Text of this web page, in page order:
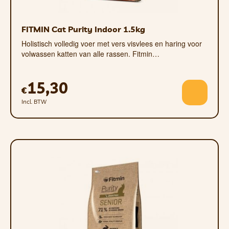
tandsteen wordt voorkomen.
kippenvlees, dat zowel zeer smakelijk als
zeer goed verteerbaar is.
Vlees (gedroogde kip 34,5%, verse kip
25%, gehydrolyseerd kippeneiwit 3,8%),
rijst, haver, pluimveevet, bietenpulp,
appelpulp, erwten, gist, zalmolie 1%,
(bèta-glucanen) 0,7%, lijnzaad,
veenbessen, cichoreiwortel, psyllium,
ANALYTISCHE COMPONENTEN
FITMIN Cat Purity Indoor 1.5kg
Holistisch volledig voer met vers visvlees en haring voor
volwassen katten van alle rassen. Fitmin…
€15,30
Incl. BTW